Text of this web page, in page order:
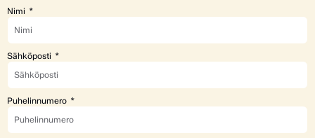
Nimi
Sähköposti
Puhelinnumero